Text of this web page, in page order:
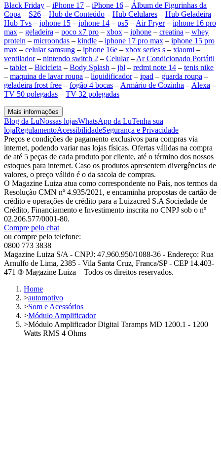
Black Friday – iPhone 17 – iPhone 16 – Álbum de Figurinhas da
Copa – S26 – Hub de Conteúdo – Hub Celulares – Hub Geladeira –
Hub Tvs – iphone 15 – iphone 14 – ps5 – Air Fryer– iphone 16 pro
max – geladeira – poco x7 pro – xbox – iphone – creatina – whey
protein – microondas – kindle – iphone 17 pro max – iphone 15 pro
max – celular samsung – iphone 16e – xbox series s – xiaomi –
ventilador– nintendo switch 2 – Celular– Ar Condicionado Portátil
– tablet – Bicicleta – Body Splash – jbl – redmi note 14 – tenis nike
– maquina de lavar roupa – liquidificador– ipad – guarda roupa –
geladeira frost free – fogão 4 bocas – Armário de Cozinha – Alexa –
TV 50 polegadas – TV 32 polegadas
Mais informações
Blog da LuNossas lojasWhatsApp da LuTenha sua
lojaRegulamentoAcessibilidadeSegurança e Privacidade
Preços e condições de pagamento exclusivos para compras via
internet, podendo variar nas lojas físicas. Ofertas válidas na compra
de até 5 peças de cada produto por cliente, até o término dos nossos
estoques para internet. Caso os produtos apresentem divergências de
valores, o preço válido é o da sacola de compras.
O Magazine Luiza atua como correspondente no País, nos termos da
Resolução CMN nº 4.935/2021, e encaminha propostas de cartão de
crédito e operações de crédito para a Luizacred S.A Sociedade de
Crédito, Financiamento e Investimento inscrita no CNPJ sob o nº
02.206.577/0001-80.
Compre pelo chat
ou compre pelo telefone:
0800 773 3838
Magazine Luiza S/A - CNPJ: 47.960.950/1088-36 - Endereço: Rua
Arnulfo de Lima, 2385 - Vila Santa Cruz, Franca/SP - CEP 14.403-
471 ® Magazine Luiza – Todos os direitos reservados.
Home
>automotivo
>Som e Acessórios
>Módulo Amplificador
>Módulo Amplificador Digital Taramps MD 1200.1 - 1200
Watts RMS 4 Ohms